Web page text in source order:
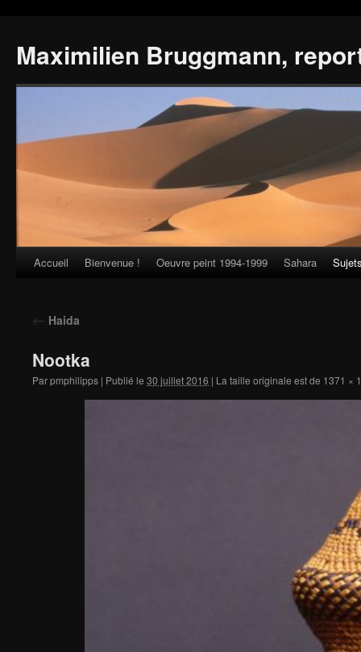
Maximilien Bruggmann,
Skip
content
Accueil Bienvenue ! Oeuvre peint 1994-1999 Sahara
← Haida
Nootka
Parpmphilipps | Publié le 30 juillet 2016 | La taille originale est de 1371 ×